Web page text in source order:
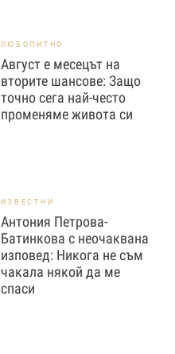
ЛЮБОПИТНО
Август е месецът на
вторите шансове: Защо
точно сега най-често
променяме живота си
ИЗВЕСТНИ
Антония Петрова-
Батинкова с неочаквана
изповед: Никога не съм
чакала някой да ме
спаси